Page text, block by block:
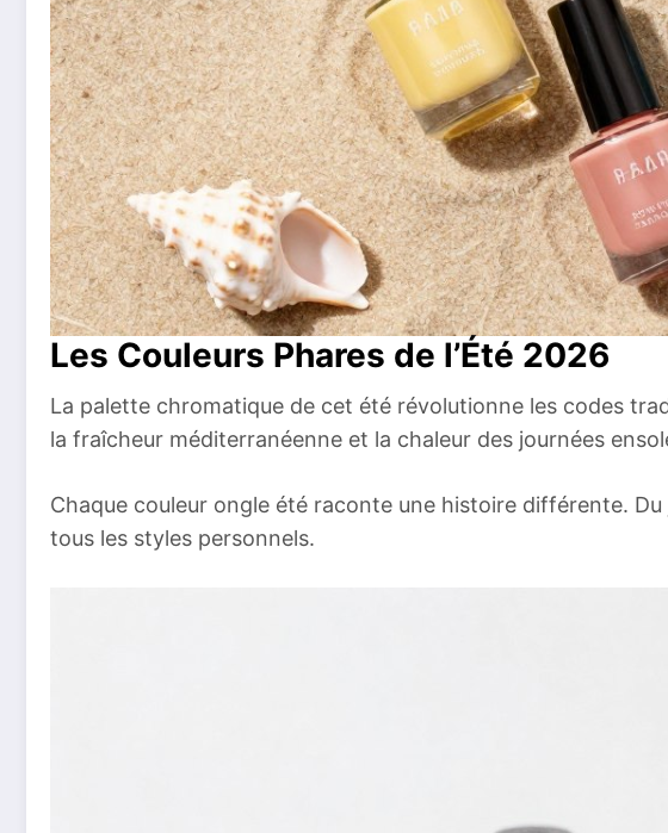
Les Couleurs Phares de l’Été 2026
La palette chromatique de cet été révolutionne les codes
la fraîcheur méditerranéenne et la chaleur des journées
Chaque couleur ongle été raconte une histoire différente.
tous les styles personnels.